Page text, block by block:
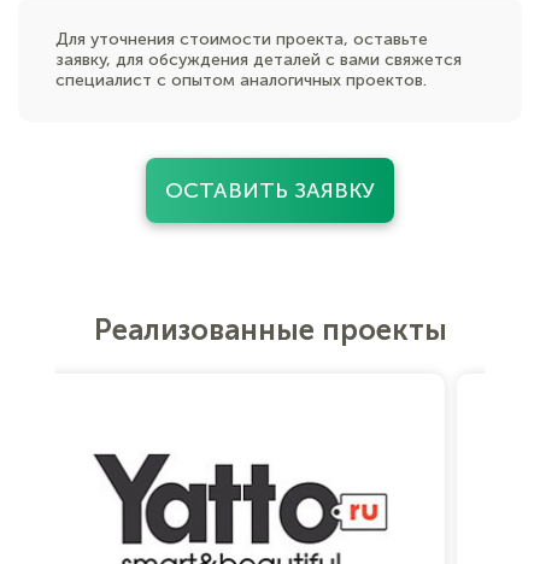
Для уточнения стоимости проекта, оставьте
заявку, для обсуждения деталей с вами свяжется
специалист с опытом аналогичных проектов.
ОСТАВИТЬ ЗАЯВКУ
Реализованные проекты